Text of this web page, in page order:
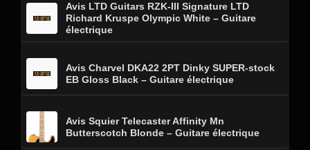
Avis LTD Guitars RZK-III Signature LTD
Richard Kruspe Olympic White – Guitare
électrique
Avis Charvel DKA22 2PT Dinky SUPER-stock
EB Gloss Black – Guitare électrique
Avis Squier Telecaster Affinity Mn
Butterscotch Blonde – Guitare électrique